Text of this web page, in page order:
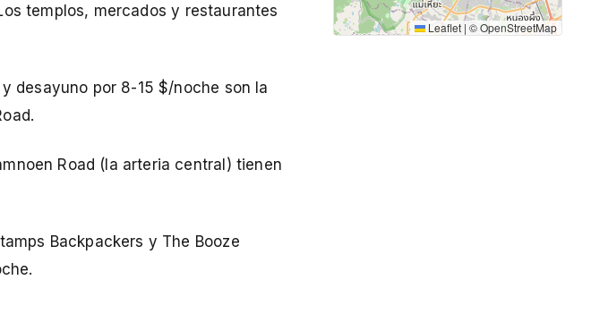
templos, mercados y restaurantes
desayuno por 8-15 $/noche son la
Road (la arteria central) tienen
Backpackers y The Booze
Leaflet | ©OpenStreetMap